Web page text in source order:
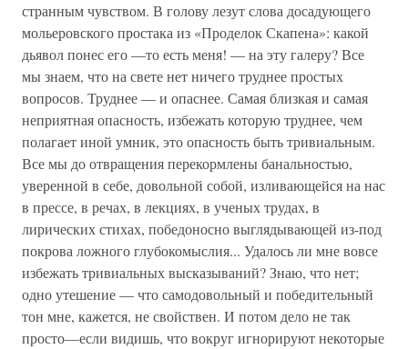
странным чувством. В голову лезут слова досадующего
мольеровского простака из «Проделок Скапена»: какой
дьявол понес его —то есть меня! — на эту галеру? Все
мы знаем, что на свете нет ничего труднее простых
вопросов. Труднее — и опаснее. Самая близкая и самая
неприятная опасность, избежать которую труднее, чем
полагает иной умник, это опасность быть тривиальным.
Все мы до отвращения перекормлены банальностью,
уверенной в себе, довольной собой, изливающейся на нас
в прессе, в речах, в лекциях, в ученых трудах, в
лирических стихах, победоносно выглядывающей из-под
покрова ложного глубокомыслия... Удалось ли мне вовсе
избежать тривиальных высказываний? Знаю, что нет;
одно утешение — что самодовольный и победительный
тон мне, кажется, не свойствен. И потом дело не так
просто—если видишь, что вокруг игнорируют некоторые